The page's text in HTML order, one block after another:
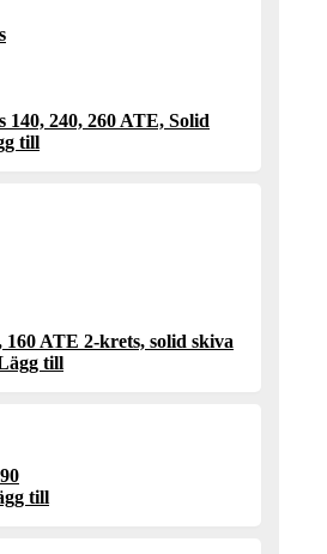
140, 240, 260 ATE, Solid
till
160 ATE 2-krets, solid skiva
till
till